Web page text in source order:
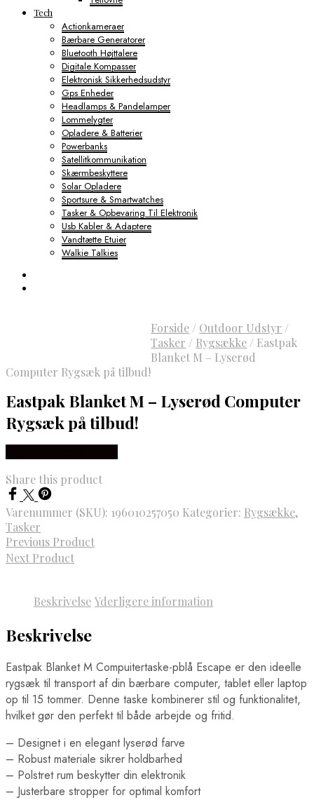
Tech
Actionkameraer
Bærbare Generatorer
Bluetooth Højttalere
Digitale Kompasser
Elektronisk Sikkerhedsudstyr
Gps Enheder
Headlamps & Pandelamper
Lommelygter
Opladere & Batterier
Powerbanks
Satellitkommunikation
Skærmbeskyttere
Solar Opladere
Sportsure & Smartwatches
Tasker & Opbevaring Til Elektronik
Usb Kabler & Adaptere
Vandtætte Etuier
Walkie Talkies
Forside / Outdoor Udstyr /
Tasker / Rygsække / Eastpak
Blanket M – Lyserød
Computer Rygsæk på tilbud!
Eastpak Blanket M – Lyserød Computer
Rygsæk på tilbud!
Share this product
Varenummer (SKU): 196010257050 Kategorier: Rygsække,
Tasker
Previous Product
Next Product
Beskrivelse Yderligere information
Beskrivelse
Eastpak Blanket M Compuitertaske-pblå Escape er den ideelle
rygsæk til transport af din bærbare computer, tablet eller laptop
op til 15 tommer. Denne taske kombinerer stil og funktionalitet,
hvilket gør den perfekt til både arbejde og fritid.
– Designet i en elegant lyserød farve
– Robust materiale sikrer holdbarhed
– Polstret rum beskytter din elektronik
– Justerbare stropper for optimal komfort